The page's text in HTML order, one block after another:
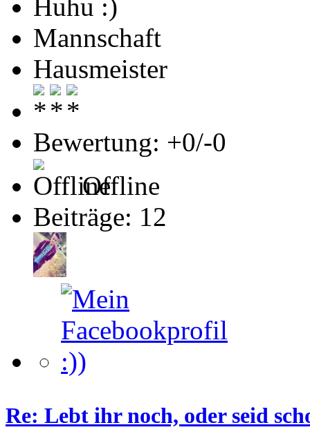
Huhu :)
Mannschaft
Hausmeister
Bewertung: +0/-0
Offline
Beiträge: 12
Re: Lebt ihr noch, oder seid